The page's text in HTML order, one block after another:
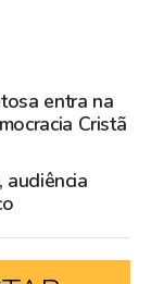
entra na
Cristã
audiência